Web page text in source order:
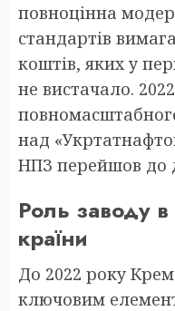
повноцінна
стандартів
коштів, яких у
не вистачало.
над
НПЗ перейшов до
Роль заводу в
країни
До 2022 року
ключовим